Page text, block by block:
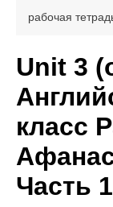
рабочая
Unit 3
класс
Часть